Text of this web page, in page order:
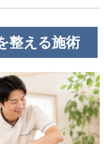
整える施術